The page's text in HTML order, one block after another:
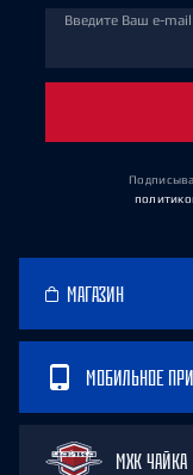
Введите Ваш e-mail
МАГАЗИН
МОБИЛЬНОЕ
МХК ЧАЙКА